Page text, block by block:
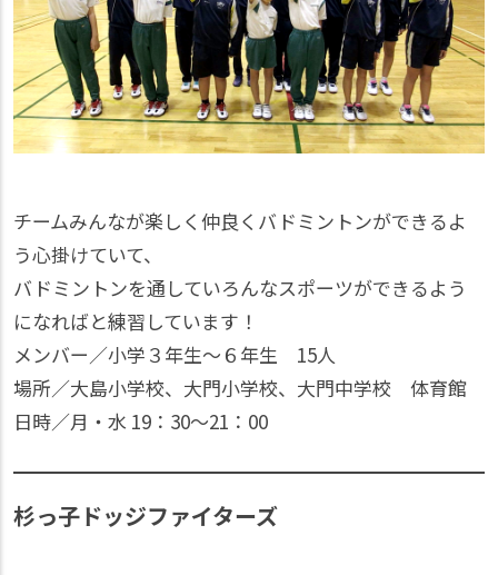
チームみんなが楽しく仲良くバドミントンができるよ
う心掛けていて、
バドミントンを通していろんなスポーツができるよう
になればと練習しています！
メンバー／小学３年生～６年生 15人
場所／大島小学校、大門小学校、大門中学校 体育館
日時／月・水 19：30〜21：00
杉っ子ドッジファイターズ